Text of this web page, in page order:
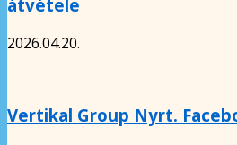
átvétele
2026.04.20.
Vertikal Group Nyrt.